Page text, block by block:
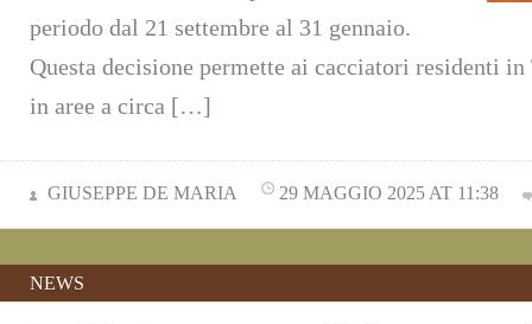
periodo dal 21 settembre al 31 gennaio.
Questa decisione permette ai cacciatori residenti
in aree a circa […]
GIUSEPPE DE MARIA 29 MAGGIO 2025 AT 11:38
NEWS